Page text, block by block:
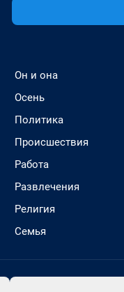
Он и она
Осень
Политика
Происшествия
Работа
Развлечения
Религия
Семья